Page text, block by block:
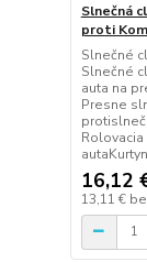
Slnečná
proti
Slnečné
Slnečné
auta na
Presne
16,12
13,11 €